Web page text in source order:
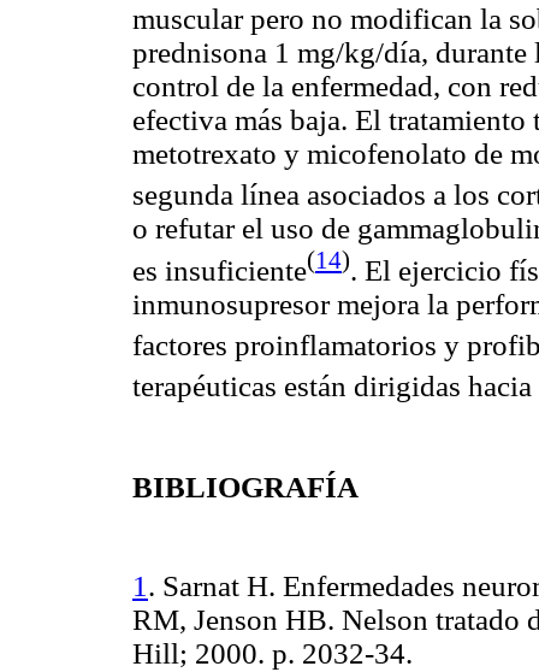
muscular pero no modifican la
prednisona 1 mg/kg/día, durante
control de la enfermedad, con
efectiva más baja. El tratamiento
metotrexato y micofenolato de
segunda línea asociados a los
o refutar el uso de
es insuficiente(14). El ejercicio
inmunosupresormejora la
factores proinflamatorios y
terapéuticas están dirigidas
BIBLIOGRAFÍA
1 . Sarnat H. Enfermedades
RM, Jenson HB. Nelson tratado
Hill; 2000. p. 2032-34.